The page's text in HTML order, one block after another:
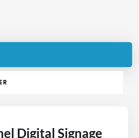
Digital Signage